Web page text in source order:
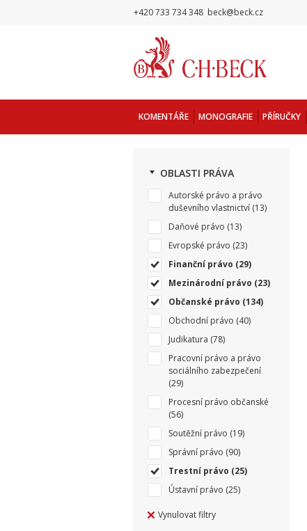
+420 733 734 348 beck@beck.cz
KOMENTÁŘE MONOGRAFIE PŘÍRUČKY
OBLASTI PRÁVA
Autorské právo a právo
duševního vlastnictví (13)
Daňové právo (13)
Evropské právo (23)
Finanční právo (29)
Mezinárodní právo (23)
Občanské právo (134)
Obchodní právo (40)
Judikatura (78)
Pracovní právo a právo
sociálního zabezpečení
(29)
Procesní právo občanské
(56)
Soutěžní právo (19)
Správní právo (90)
Trestní právo (25)
Ústavní právo (25)
Vynulovat filtry